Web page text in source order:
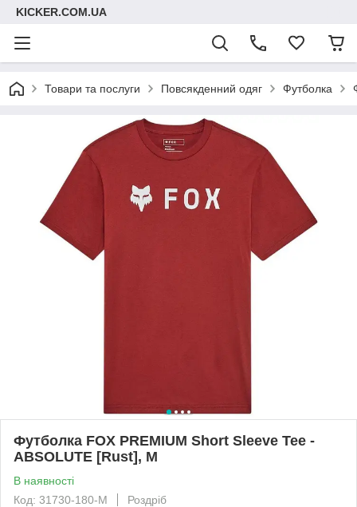
KICKER.COM.UA
Товари та послуги Повсякденний одяг Футболка
Футболка FOX PREMIUM Short Sleeve Tee -
ABSOLUTE [Rust], M
В наявності
Код: 31730-180-M
Роздріб